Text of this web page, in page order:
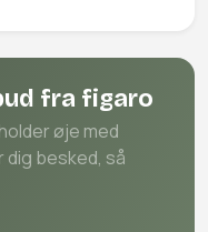
fra figaro
øje med
dig besked, så